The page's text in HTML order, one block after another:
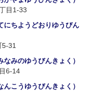
目1-33
にちようどおりゆうびん
5-31
みのゆうびんきょく）
6-14
こうゆうびんきょく）